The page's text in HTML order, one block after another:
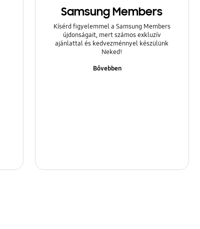
Samsung Members
Kísérd figyelemmel a Samsung Members
újdonságait, mert számos exkluzív
ajánlattal és kedvezménnyel készülünk
Neked!
Bővebben